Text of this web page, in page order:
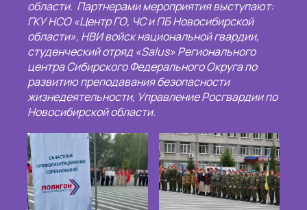
области. Партнерами мероприятия выступают:
ГКУ НСО «Центр ГО, ЧС и ПБ Новосибирской
области», НВИ войск национальной гвардии,
студенческий отряд «Salus» Регионального
центра Сибирского Федерального Округа по
развитию преподавания безопасности
жизнедеятельности, Управление Росгвардии по
Новосибирской области.